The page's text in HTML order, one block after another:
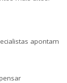
apontam